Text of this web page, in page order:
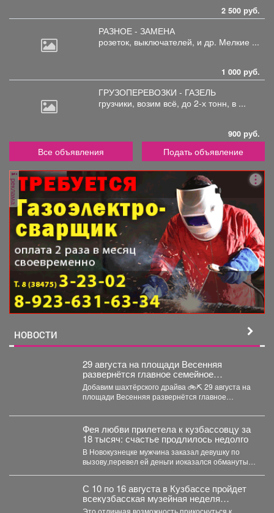
2 500 руб.
РАЗНОЕ - ЗАМЕНА
розеток, выключателей, и др. Мелкие ...
1 000 руб.
ГРУЗОПЕРЕВОЗКИ - ГАЗЕЛЬ
грузчики, возим всё, до 2-х тонн, в ...
900 руб.
Все объявления Подать объявление
реклама
НОВОСТИ
29 августа на площади Весенняя
развернётся главное семейное
соревнование этого лета - городской
конкурс «Шахтёрский видномобиль».
Добавим шахтёрского драйва 🚲⛏ 29 августа на
площади Весенняя развернётся главное
Фея любви прилетела к кузбассовцу за
18 тысяч: счастье продлилось недолго
В Новокузнецке мужчина заказал девушку по
вызову,перевел ей деньги иоказался обманутым.
С 10 по 16 августа в Кузбассе пройдет
всекузбасская музейная неделя
археологии и палеонтологии.